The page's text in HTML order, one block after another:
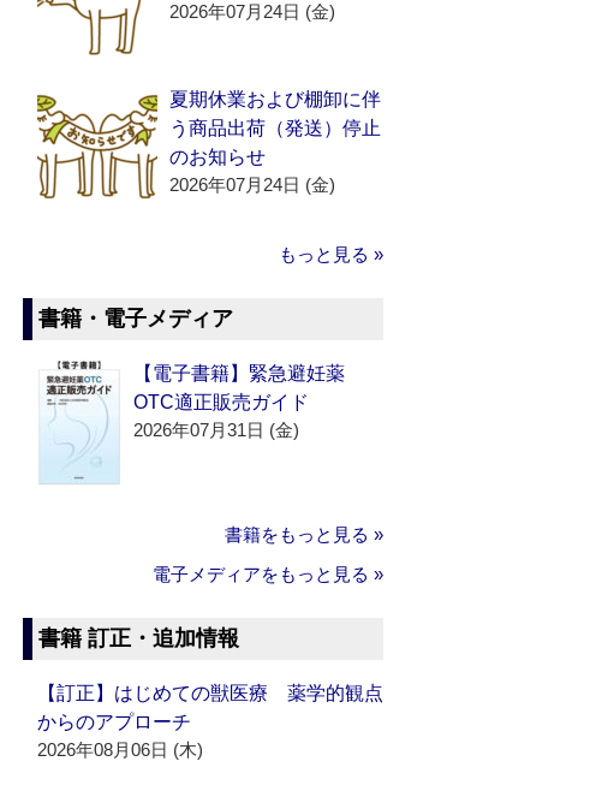
2026年07月24日 (金)
夏期休業および棚卸に伴
う商品出荷（発送）停止
のお知らせ
2026年07月24日 (金)
もっと見る »
書籍・電子メディア
【電子書籍】緊急避妊薬
OTC適正販売ガイド
2026年07月31日 (金)
書籍をもっと見る »
電子メディアをもっと見る »
書籍 訂正・追加情報
【訂正】はじめての獣医療 薬学的観点
からのアプローチ
2026年08月06日 (木)